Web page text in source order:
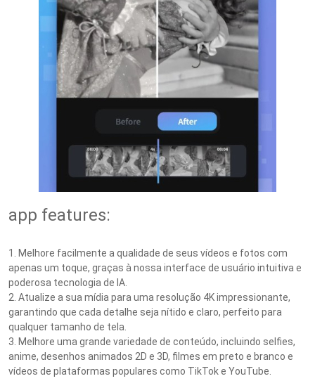
app features:
1. Melhore facilmente a qualidade de seus vídeos e fotos com
apenas um toque, graças à nossa interface de usuário intuitiva e
poderosa tecnologia de IA.
2. Atualize a sua mídia para uma resolução 4K impressionante,
garantindo que cada detalhe seja nítido e claro, perfeito para
qualquer tamanho de tela.
3. Melhore uma grande variedade de conteúdo, incluindo selfies,
anime, desenhos animados 2D e 3D, filmes em preto e branco e
vídeos de plataformas populares como TikTok e YouTube.